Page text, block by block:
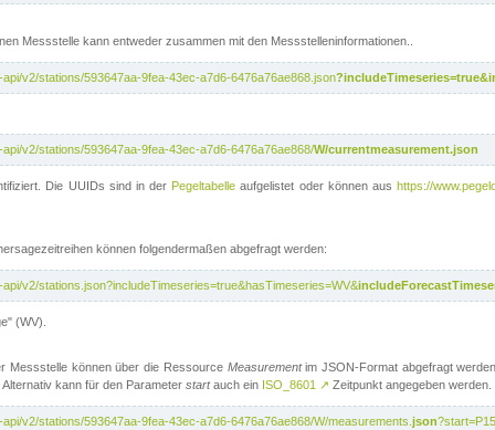
Messstelle kann entweder zusammen mit den Messstelleninformationen..
v2/stations/593647aa-9fea-43ec-a7d6-6476a76ae868.json
v2/stations/593647aa-9fea-43ec-a7d6-6476a76ae868/W/currentmeasurement.json
Die UUIDs sind in der Pegeltabelle aufgelistet oder können aushttps://
können folgendermaßen abgefragt werden:
v2/stations.json?includeTimeseries=true&hasTimeseries=WV&
(WV).
Messstelle können über die Ressource Measurementim JSON-Format abgefragt
kann für den Parameter startauch ein ISO_8601 ↗ Zeitpunkt angegeben werden.
v2/stations/593647aa-9fea-43ec-a7d6-6476a76ae868/W/measurements. json